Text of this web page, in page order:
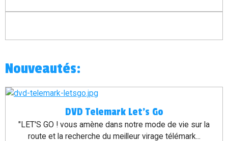
Nouveautés:
DVD Telemark Let's Go
"LET'S GO ! vous amène dans notre mode de vie sur la
route et la recherche du meilleur virage télémark...